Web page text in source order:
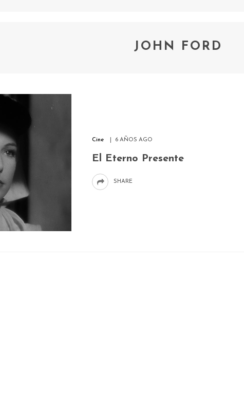
JOHN FORD
Cine 6 AÑOS AGO
El Eterno Presente
SHARE